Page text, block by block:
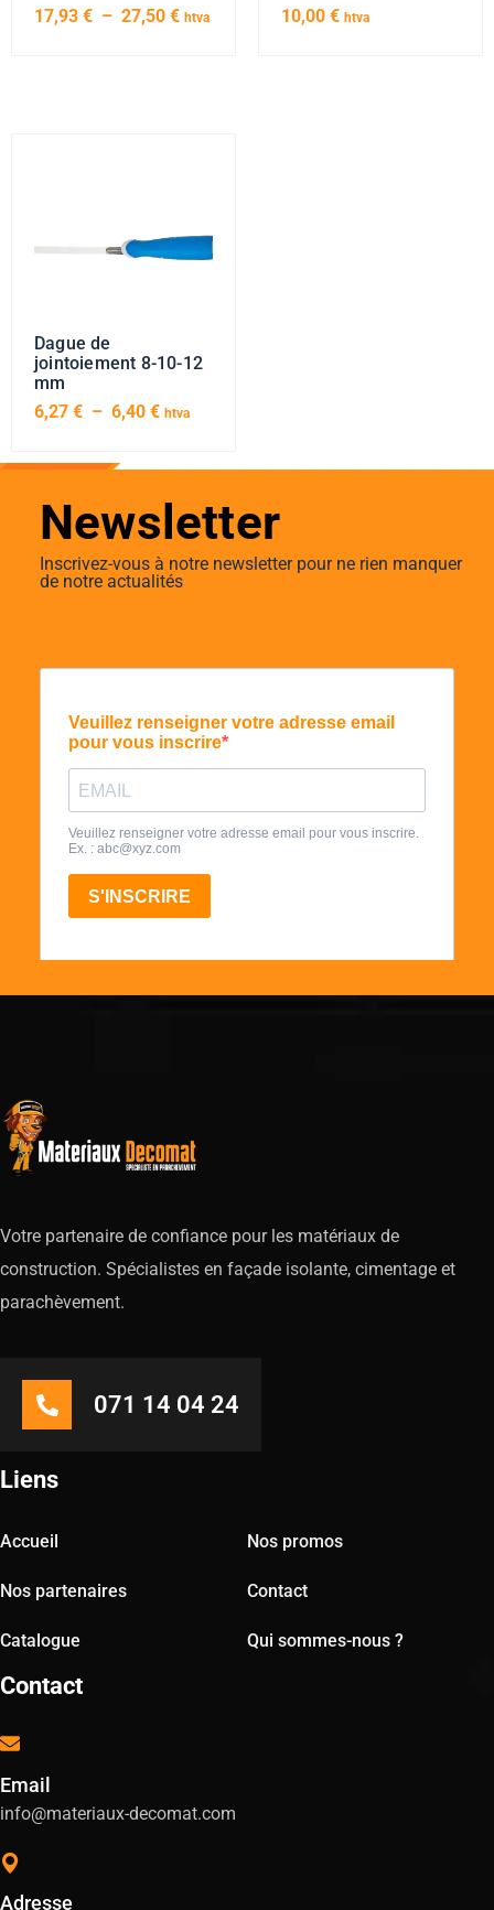
17,93 € – 27,50 € htva
10,00 € htva
Dague de
jointoiement 8-10-12
mm
6,27 € – 6,40 € htva
Newsletter
Inscrivez-vous à notre newsletter pour ne rien manquer
de notre actualités
Votre partenaire de confiance pour les matériaux de
construction. Spécialistes en façade isolante, cimentage et
parachèvement.
071 14 04 24
Liens
Accueil Nos promos
Nos partenaires Contact
Catalogue Qui sommes-nous ?
Contact
Email
info@materiaux-decomat.com
Adresse